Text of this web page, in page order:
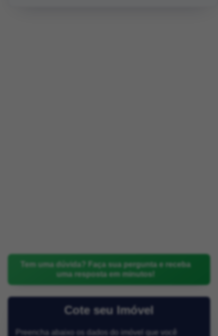
Tem uma dúvida? Faça sua pergunta e receba
uma resposta em minutos!
Cote seu Imóvel
Preencha abaixo os dados do imóvel que você